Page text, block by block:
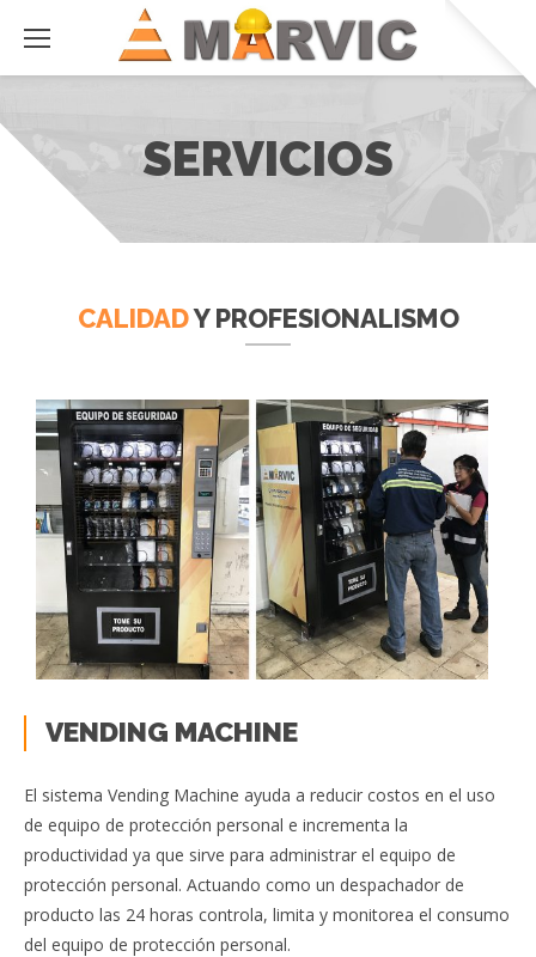
SERVICIOS
CALIDADY PROFESIONALISMO
VENDING MACHINE
El sistema Vending Machine ayuda a reducir costos en el uso
de equipo de protección personal e incrementa la
productividad ya que sirve para administrar el equipo de
protección personal. Actuando como un despachador de
producto las 24 horas controla, limita y monitorea el consumo
del equipo de protección personal.